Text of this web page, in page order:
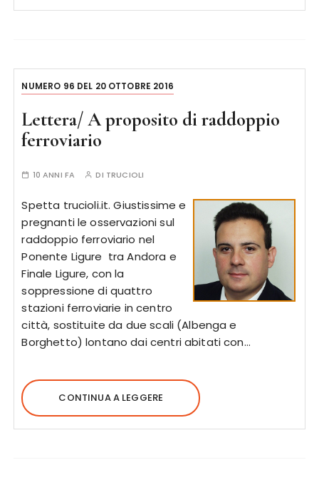
NUMERO 96 DEL 20 OTTOBRE 2016
Lettera/ A proposito di raddoppio
ferroviario
10 ANNI FA DI TRUCIOLI
Spetta trucioli.it. Giustissime e
pregnanti le osservazioni sul
raddoppio ferroviario nel
Ponente Ligure tra Andora e
Finale Ligure, con la
soppressione di quattro
stazioni ferroviarie in centro
città, sostituite da due scali (Albenga e
Borghetto) lontano dai centri abitati con…
CONTINUA A LEGGERE